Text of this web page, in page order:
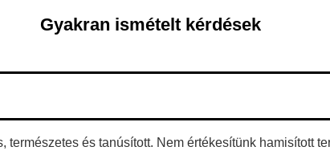
Gyakran ismételt kérdések
és tanúsított. Nem értékesítünk hamisított